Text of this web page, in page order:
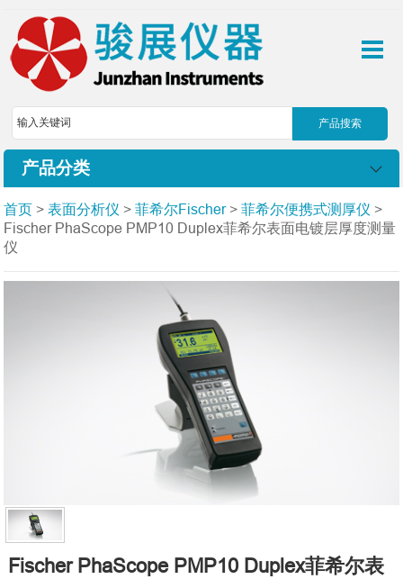
产品分类
首页 >表面分析仪 >菲希尔Fischer>菲希尔便携式测厚仪 >
Fischer PhaScope PMP10 Duplex菲希尔表面电镀层厚度测量
仪
Fischer PhaScope PMP10 Duplex菲希尔表